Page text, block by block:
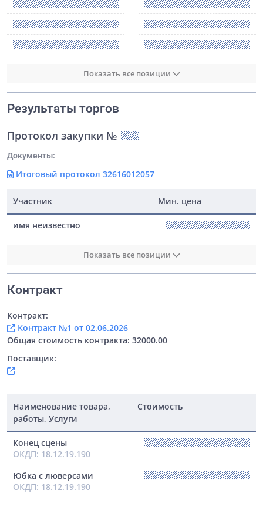
Показать все позиции
Результаты торгов
Протокол закупки №
Документы:
Итоговый протокол 32616012057
Участник Мин. цена
имя неизвестно
Показать все позиции
Контракт
Контракт:
Контракт №1 от 02.06.2026
Общая стоимость контракта: 32000.00
Поставщик:
Наименование товара,
работы, Услуги
Стоимость
Конец сцены
ОКДП: 18.12.19.190
Юбка с люверсами
ОКДП: 18.12.19.190